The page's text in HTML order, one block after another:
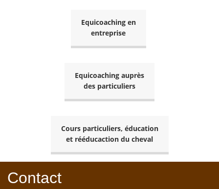
Equicoaching en
entreprise
Equicoaching auprès
des particuliers
Cours particuliers, éducation
et rééducaction du cheval
Contact